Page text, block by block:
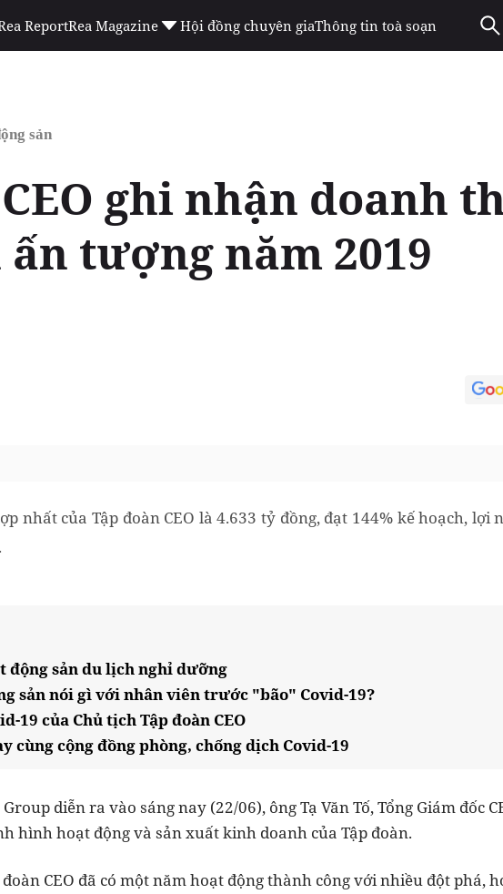
ReportRea Magazine Hội đồng chuyên giaThông tin toà soạn
sản
ghi nhận doanh
tượng năm 2019
nhất của Tập đoàn CEO là 4.633 tỷ đồng, đạt 144% kế hoạch, lợi
động sản du lịch nghỉ dưỡng
sản nói gì với nhân viên trước "bão" Covid-19?
19 của Chủ tịch Tập đoàn CEO
cùng cộng đồng phòng, chống dịch Covid-19
diễn ra vào sáng nay (22/06), ông Tạ Văn Tố, Tổng Giám đốc
hình hoạt động và sản xuất kinh doanh của Tập đoàn.
CEO đã có một năm hoạt động thành công với nhiều đột phá,